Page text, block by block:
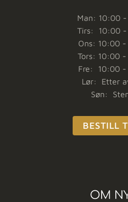
Man: 10:00
Tirs: 10:00 -
Ons: 10:00 -
Tors: 10:00
Fre: 10:00 -
Lør: Etter
Søn:
BESTILL
OM